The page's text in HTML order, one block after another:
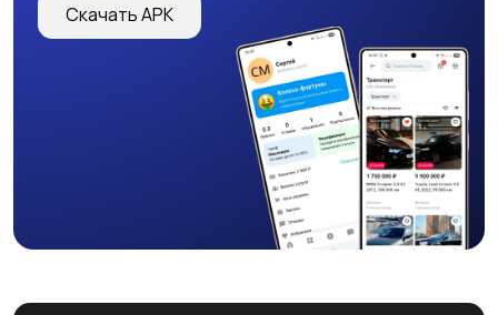
Скачать APK